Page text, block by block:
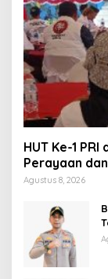
HUT Ke-1
Perayaan
Agustus 8, 2026